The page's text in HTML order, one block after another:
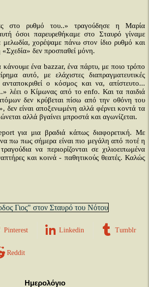
στο ρυθμό του..» τραγούδησε η Μαρία
όσοι παρευρεθήκαμε στο Σταυρό γίναμε
χορέψαμε πάνω στον ίδιο ρυθμό και
δεν προσπαθεί μόνη.
κάνουμε ένα bazzar, ένα πάρτυ, με ποιο τρόπο
αυτό, με ελάχιστες διαπραγματευτικές
ο κόσμος και να, απίστευτο...
λέει ο Κίμωνας από το enfo. Και τα παιδιά
δεν κρύβεται πίσω από την οθόνη του
δεν είναι αποξενωμένη αλλά φέρνει κοντά τα
αλλά βγαίνει μπροστά και αγωνίζεται.
για μια βραδιά κάπως διαφορετική. Με
πω πως σήμερα είναι πιο μεγάλη από ποτέ η
να περιορίζονται σε χιλιοειπωμένα
και κοινά - παθητικούς θεατές. Καλώς
Γιος" στον Σταυρό του Νότου
Pinterest Linkedin Tumblr
Reddit
Ημερολόγιο